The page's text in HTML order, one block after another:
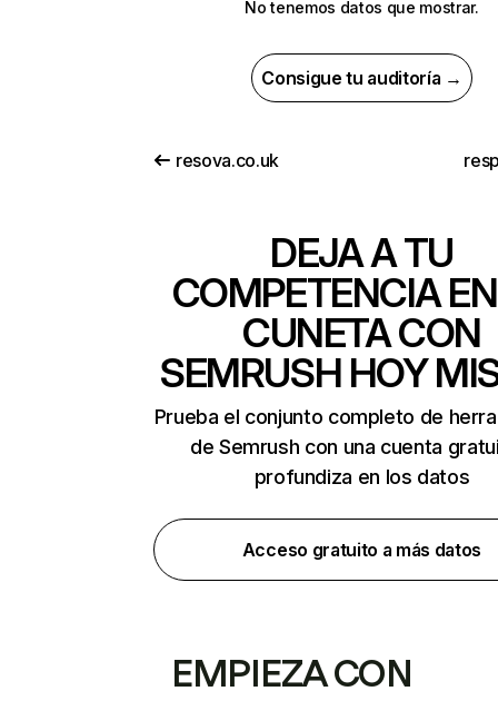
No tenemos datos que mostrar.
Consigue tu auditoría →
resova.co.uk
DEJA A TU
COMPETENCIA
CUNETA CON
SEMRUSH HOY
Prueba el conjunto completo de
de Semrush con una cuenta
profundiza en los datos
Acceso gratuito a más datos
EMPIEZA CON